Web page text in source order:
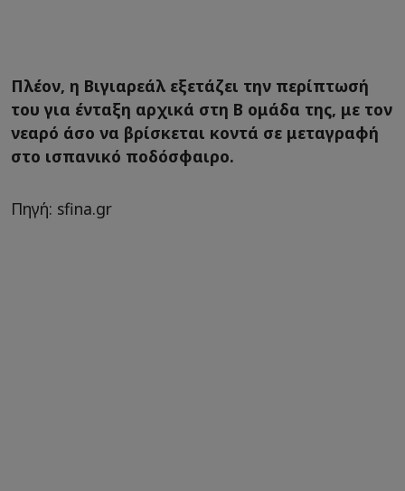
Πλέον, η Βιγιαρεάλ εξετάζει την περίπτωσή
του για ένταξη αρχικά στη Β ομάδα της, με τον
νεαρό άσο να βρίσκεται κοντά σε μεταγραφή
στο ισπανικό ποδόσφαιρο.
Πηγή: sfina.gr